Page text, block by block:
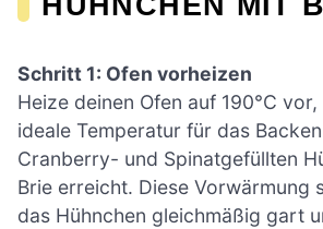
Schritt 1: Ofen vorheizen
Heize deinen Ofen auf 190°C
ideale Temperatur für das
Cranberry- und Spinatgefüllten
Brie erreicht. Diese Vorwärmung
das Hühnchen gleichmäßig gart